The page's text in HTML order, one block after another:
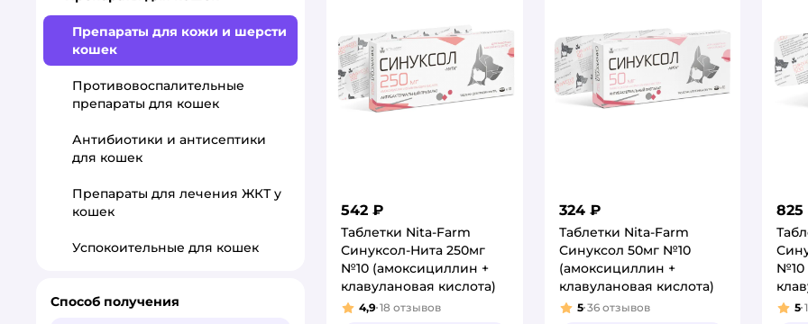
542 ₽
Таблетки Nita-Farm
Синуксол-Нита 250мг
№10 (амоксициллин +
клавулановая кислота)
Рейтинг:
4,9 18 отзывов
324 ₽
Таблетки Nita-Farm
Синуксол 50мг №10
(амоксициллин +
клавулановая кислота)
Рейтинг:
5 36 отзывов
825
№10
5
Препараты для кожи и шерсти
кошек
Противовоспалительные
препараты для кошек
Антибиотики и антисептики
для кошек
Препараты для лечения ЖКТ у
кошек
Успокоительные для кошек
Способ получения